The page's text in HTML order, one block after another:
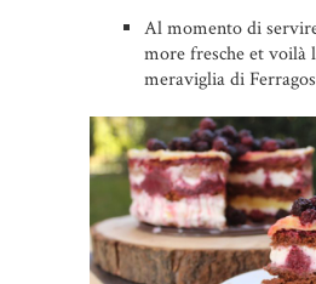
Al momento di
more fresche et voilà
meraviglia di